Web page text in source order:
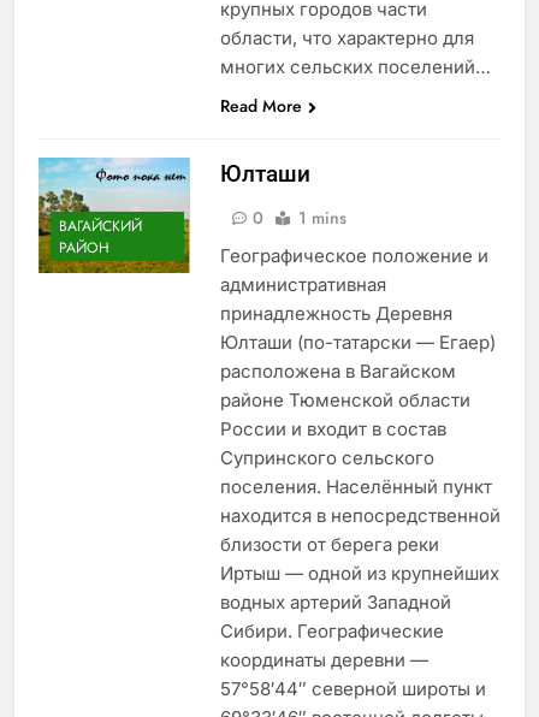
крупных городов части
области, что характерно для
многих сельских поселений…
Read More
ВАГАЙСКИЙ
РАЙОН
Юлташи
0 1 mins
Географическое положение и
административная
принадлежность Деревня
Юлташи (по-татарски — Егаер)
расположена в Вагайском
районе Тюменской области
России и входит в состав
Супринского сельского
поселения. Населённый пункт
находится в непосредственной
близости от берега реки
Иртыш — одной из крупнейших
водных артерий Западной
Сибири. Географические
координаты деревни —
57°58′44″ северной широты и